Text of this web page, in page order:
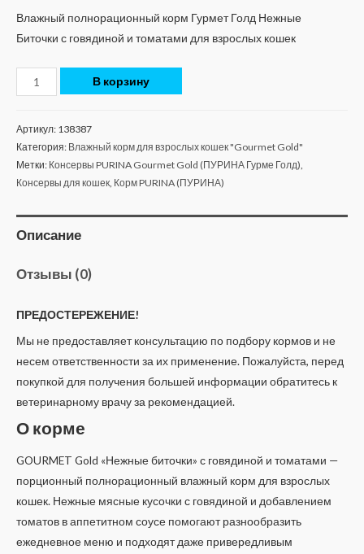
Влажный полнорационный корм Гурмет Голд Нежные
Биточки с говядиной и томатами для взрослых кошек
В корзину
Артикул: 138387
Категория: Влажный корм для взрослых кошек "Gourmet Gold"
Метки: Консервы PURINA Gourmet Gold (ПУРИНА Гурме Голд)
Консервы для кошек Корм PURINA (ПУРИНА)
Описание
Отзывы (0)
ПРЕДОСТЕРЕЖЕНИЕ!
Мы не предоставляет консультацию по подбору кормов и не
несем ответственности за их применение. Пожалуйста, перед
покупкой для получения большей информации обратитесь к
ветеринарному врачу за рекомендацией.
О корме
GOURMET Gold «Нежные биточки» с говядиной и томатами —
порционный полнорационный влажный корм для взрослых
кошек. Нежные мясные кусочки с говядиной и добавлением
томатов в аппетитном соусе помогают разнообразить
ежедневное меню и подходят даже привередливым